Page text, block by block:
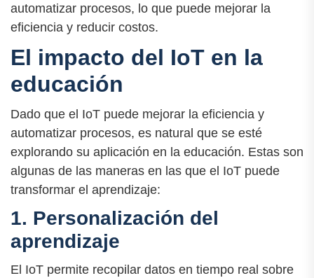
automatizar procesos, lo que puede mejorar la
eficiencia y reducir costos.
El impacto del IoT en la
educación
Dado que el IoT puede mejorar la eficiencia y
automatizar procesos, es natural que se esté
explorando su aplicación en la educación. Estas son
algunas de las maneras en las que el IoT puede
transformar el aprendizaje:
1. Personalización del
aprendizaje
El IoT permite recopilar datos en tiempo real sobre